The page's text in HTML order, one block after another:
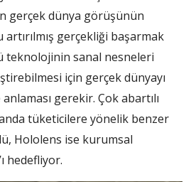
gerçek dünya görüşünün
gerçekliği başarmak
teknolojinin sanal nesneleri
için gerçek dünyayı
gerekir. Çok abartılı
tüketicilere yönelik benzer
Hololens ise kurumsal
hedefliyor.